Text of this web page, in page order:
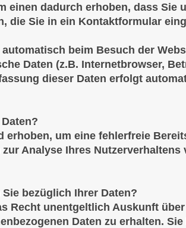
einen dadurch erhoben, dass Sie
die Sie in ein Kontaktformular
beim Besuch der
Daten (z.B. Internetbrowser,
dieser Daten erfolgt
erhoben, um eine fehlerfreie
Analyse Ihres Nutzerverhaltens
bezüglich Ihrer Daten?
Recht unentgeltlich Auskunft
Daten zu erhalten.